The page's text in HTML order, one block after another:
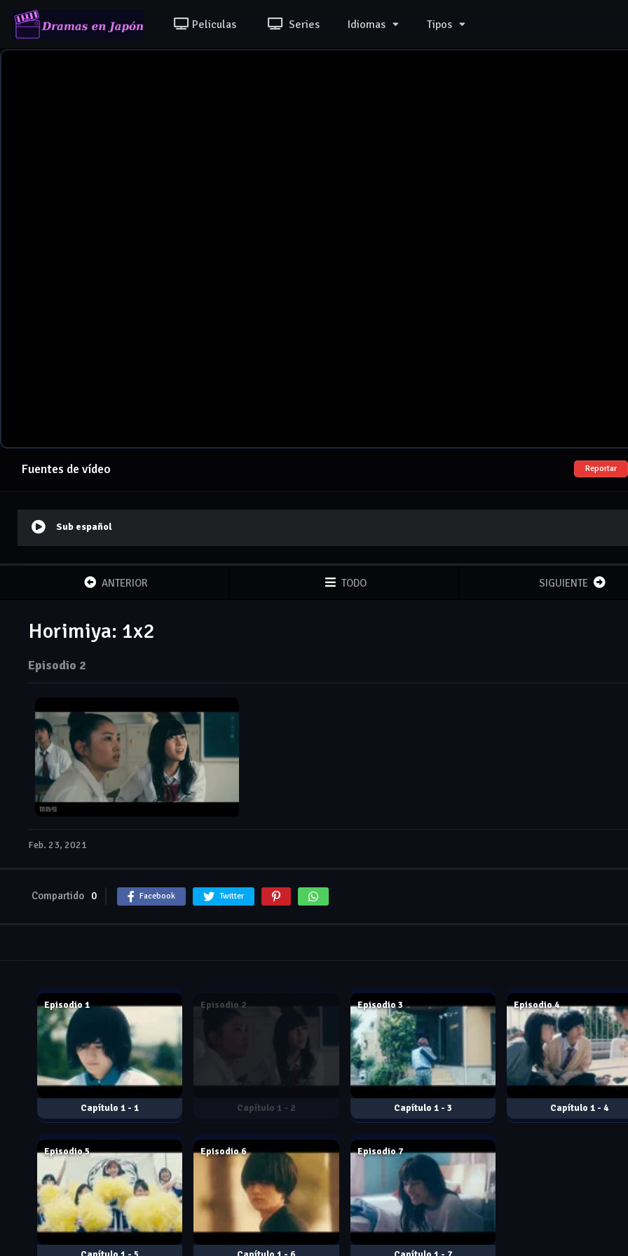
Peliculas Series Idiomas Tipos
Fuentes de vídeo Reportar
Sub español
ANTERIOR TODO SIGUIENTE
Horimiya: 1x2
Episodio 2
Feb. 23, 2021
Compartido 0 Facebook Twitter
1 - 1
Episodio 1
1 - 2
Episodio 2
1 - 3
Episodio 3
1 - 4
Episodio 4
Episodio 5 Episodio 6 Episodio 7